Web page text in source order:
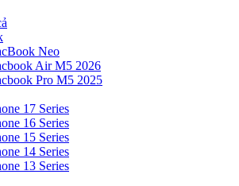
Neo
Air M5 2026
Pro M5 2025
17 Series
16 Series
15 Series
14 Series
13 Series